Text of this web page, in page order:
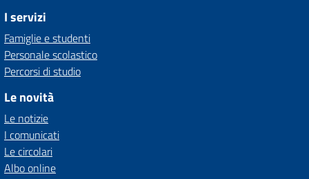
I servizi
Famiglie e studenti
Personale scolastico
Percorsi di studio
Le novità
Le notizie
I comunicati
Le circolari
Albo online